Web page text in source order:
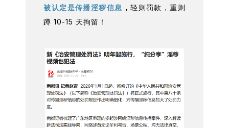
被认定是传播淫秽信息 ，轻则罚款，重则
蹲 10-15 天拘留！